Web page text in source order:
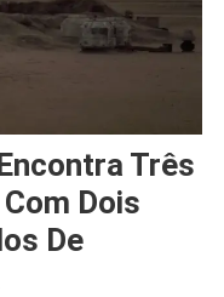
Três
Dois
De